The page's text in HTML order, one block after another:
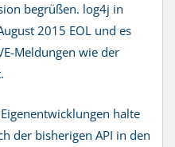
begrüßen. log4j in
2015 EOL und es
Meldungen wie der
halte
der bisherigen API in den